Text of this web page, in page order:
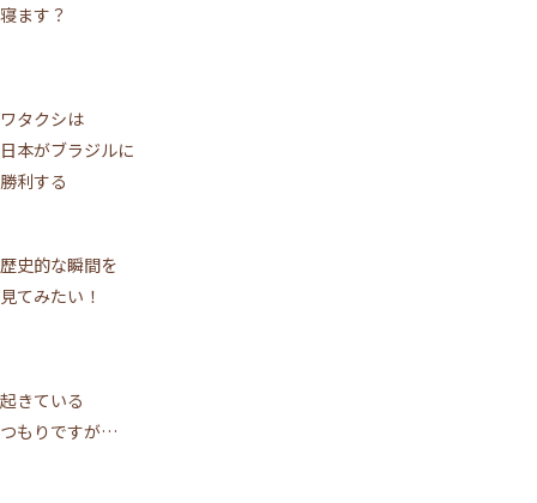
寝ます？
ワタクシは
日本がブラジルに
勝利する
歴史的な瞬間を
見てみたい！
起きている
つもりですが…